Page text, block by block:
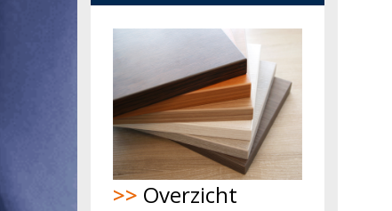
>> Overzicht